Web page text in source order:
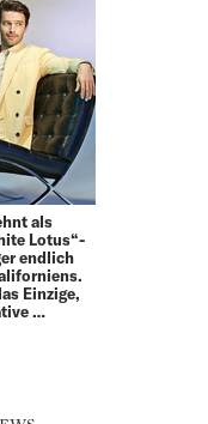
als
Lotus“-
endlich
Einzige,
…